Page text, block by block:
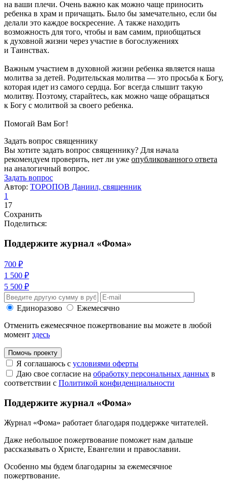
на ваши плечи. Очень важно как можно чаще приносить
ребенка в храм и причащать. Было бы замечательно, если бы
делали это каждое воскресение. А также находить
возможность для того, чтобы и вам самим, приобщаться
к духовной жизни через участие в богослужениях
и Таинствах.
Важным участием в духовной жизни ребенка является наша
молитва за детей. Родительская молитва — это просьба к Богу,
которая идет из самого сердца. Бог всегда слышит такую
молитву. Поэтому, старайтесь, как можно чаще обращаться
к Богу с молитвой за своего ребенка.
Помогай Вам Бог!
Задать вопрос священнику
Вы хотите задать вопрос священнику? Для начала
рекомендуем проверить, нет ли уже опубликованного ответа
на аналогичный вопрос.
Задать вопрос
Автор: ТОРОПОВ Даниил, священник
1
17
Сохранить
Поделиться:
Поддержите журнал «Фома»
700 ₽
1 500 ₽
5 500 ₽
Единоразово
Ежемесячно
Отменить ежемесячное пожертвование вы можете в любой
момент здесь
Помочь проекту
Я соглашаюсь с условиями оферты
Даю свое согласие на обработку персональных данных в
соответствии с Политикой конфиденциальности
Поддержите журнал «Фома»
Журнал «Фома» работает благодаря поддержке читателей.
Даже небольшое пожертвование поможет нам дальше
рассказывать о Христе, Евангелии и православии.
Особенно мы будем благодарны за ежемесячное
пожертвование.